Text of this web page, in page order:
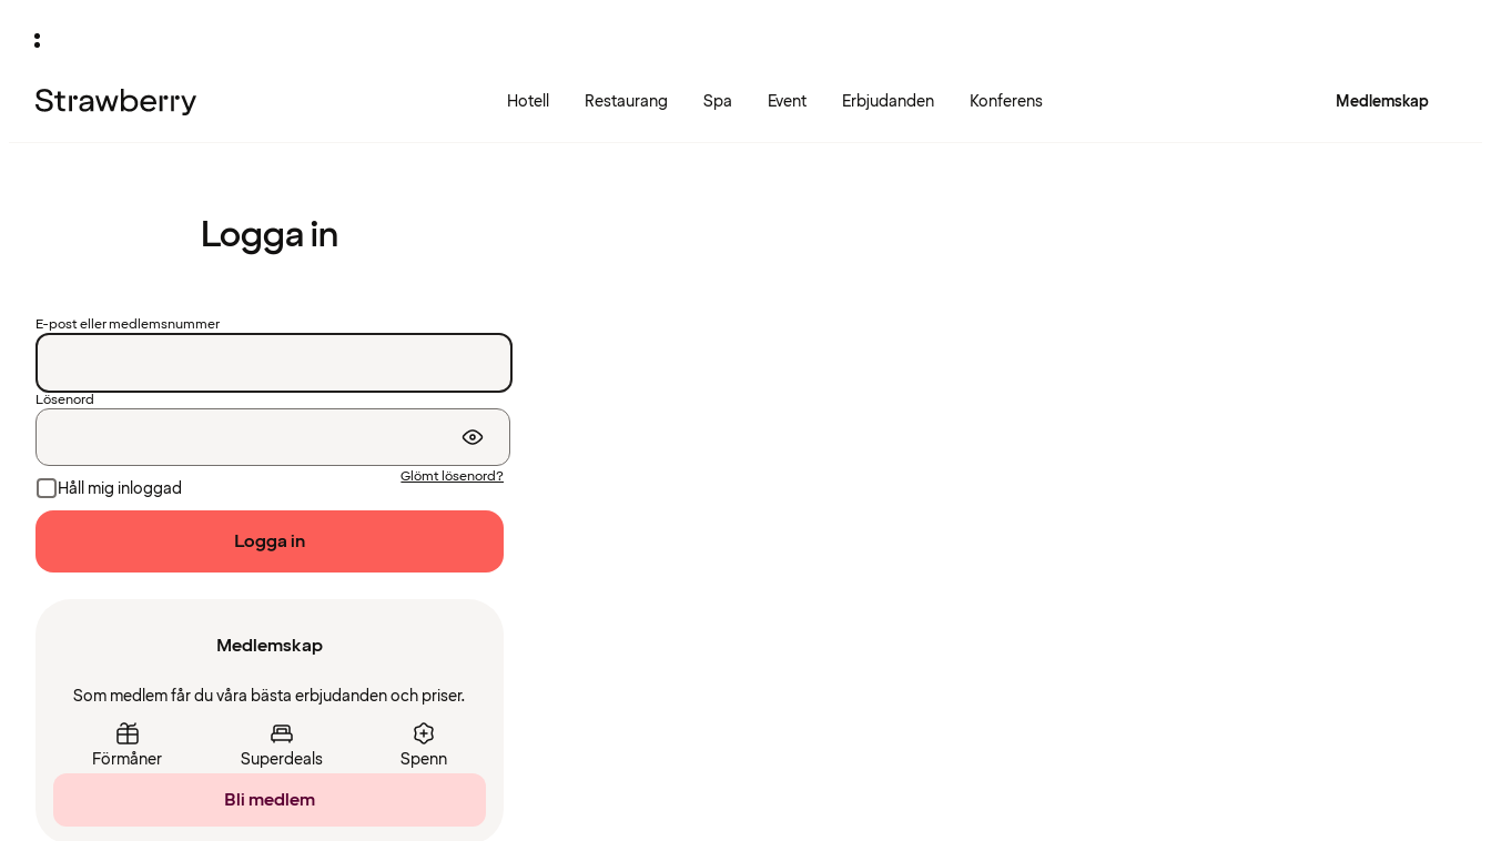
Hotell Restaurang Spa Event Erbjudanden Konferens Medlemskap
Logga in
E-post eller medlemsnummer
Lösenord
Håll mig inloggad
Glömt lösenord?
Logga in
Medlemskap
Som medlem får du våra bästa erbjudanden och priser.
Förmåner Superdeals Spenn
Bli medlem